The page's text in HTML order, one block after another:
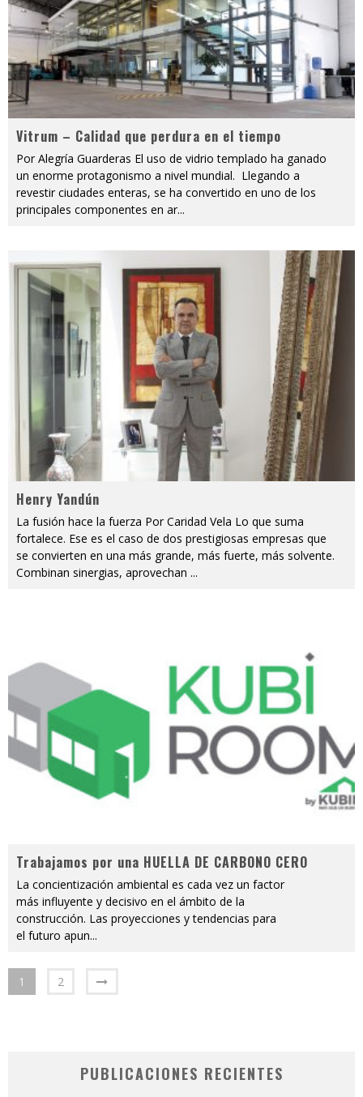
Vitrum – Calidad que perdura en el tiempo
Por Alegría Guarderas El uso de vidrio templado ha ganado
un enorme protagonismo a nivel mundial. Llegando a
revestir ciudades enteras, se ha convertido en uno de los
principales componentes en ar...
Henry Yandún
La fusión hace la fuerza Por Caridad Vela Lo que suma
fortalece. Ese es el caso de dos prestigiosas empresas que
se convierten en una más grande, más fuerte, más solvente.
Combinan sinergias, aprovechan ...
Trabajamos por una HUELLA DE CARBONO CERO
La concientización ambiental es cada vez un factor
más influyente y decisivo en el ámbito de la
construcción. Las proyecciones y tendencias para
el futuro apun...
1 2
PUBLICACIONES RECIENTES